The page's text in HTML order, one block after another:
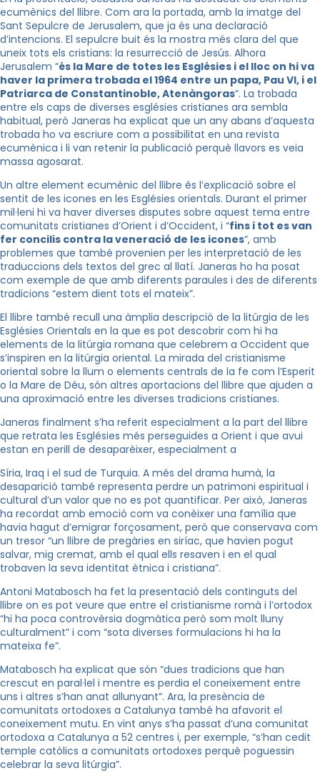
ecumènics del llibre. Com ara la portada, amb la imatge del
Sant Sepulcre de Jerusalem, que ja és una declaració
d’intencions. El sepulcre buit és la mostra més clara del que
uneix tots els cristians: la resurrecció de Jesús. Alhora
Jerusalem “és la Mare de totes les Esglésies i el lloc on hi va
haver la primera trobada el 1964 entre un papa, Pau VI, i el
Patriarca de Constantinoble, Atenàngoras“. La trobada
entre els caps de diverses esglésies cristianes ara sembla
habitual, però Janeras ha explicat que un any abans d’aquesta
trobada ho va escriure com a possibilitat en una revista
ecumènica i li van retenir la publicació perquè llavors es veia
massa agosarat.
Un altre element ecumènic del llibre és l’explicació sobre el
sentit de les icones en les Esglésies orientals. Durant el primer
mil·leni hi va haver diverses disputes sobre aquest tema entre
comunitats cristianes d’Orient i d’Occident, i “fins i tot es van
fer concilis contra la veneració de les icones“, amb
problemes que també provenien per les interpretació de les
traduccions dels textos del grec al llatí. Janeras ho ha posat
com exemple de que amb diferents paraules i des de diferents
tradicions “estem dient tots el mateix”.
El llibre també recull una àmplia descripció de la litúrgia de les
Esglésies Orientals en la que es pot descobrir com hi ha
elements de la litúrgia romana que celebrem a Occident que
s’inspiren en la litúrgia oriental. La mirada del cristianisme
oriental sobre la llum o elements centrals de la fe com l’Esperit
o la Mare de Déu, són altres aportacions del llibre que ajuden a
una aproximació entre les diverses tradicions cristianes.
Janeras finalment s’ha referit especialment a la part del llibre
que retrata les Esglésies més perseguides a Orient i que avui
estan en perill de desaparèixer, especialment a
Síria, Iraq i el sud de Turquia. A més del drama humà, la
desaparició també representa perdre un patrimoni espiritual i
cultural d’un valor que no es pot quantificar. Per això, Janeras
ha recordat amb emoció com va conèixer una família que
havia hagut d’emigrar forçosament, però que conservava com
un tresor “un llibre de pregàries en siríac, que havien pogut
salvar, mig cremat, amb el qual ells resaven i en el qual
trobaven la seva identitat ètnica i cristiana”.
Antoni Matabosch ha fet la presentació dels continguts del
llibre on es pot veure que entre el cristianisme romà i l’ortodox
“hi ha poca controvèrsia dogmàtica però som molt lluny
culturalment” i com “sota diverses formulacions hi ha la
mateixa fe”.
Matabosch ha explicat que són “dues tradicions que han
crescut en paral·lel i mentre es perdia el coneixement entre
uns i altres s’han anat allunyant”. Ara, la presència de
comunitats ortodoxes a Catalunya també ha afavorit el
coneixement mutu. En vint anys s’ha passat d’una comunitat
ortodoxa a Catalunya a 52 centres i, per exemple, “s’han cedit
temple catòlics a comunitats ortodoxes perquè poguessin
celebrar la seva litúrgia”.